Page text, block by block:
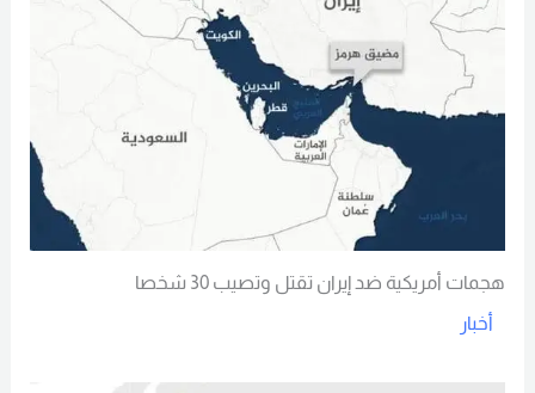
هجمات أمريكية ضد إيران تقتل وتصيب 30 شخصا
أخبار